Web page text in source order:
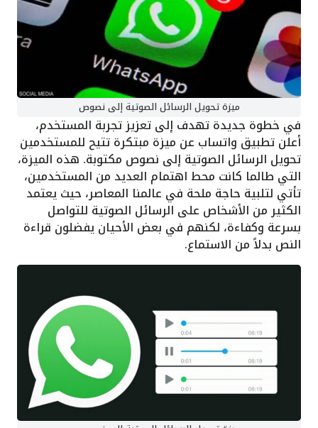
ميزة تحويل الرسائل الصوتية إلى نصوص
في خطوة جديدة تهدف إلى تعزيز تجربة المستخدم،
أعلن تطبيق واتساب عن ميزة مبتكرة تتيح للمستخدمين
تحويل الرسائل الصوتية إلى نصوص مكتوبة. هذه الميزة،
التي طالما كانت محط اهتمام العديد من المستخدمين،
تأتي لتلبية حاجة ملحة في عالمنا المعاصر، حيث يعتمد
الكثير من الأشخاص على الرسائل الصوتية للتواصل
بسرعة وكفاءة، لكنهم في بعض الأحيان يفضلون قراءة
النص بدلاً من الاستماع.